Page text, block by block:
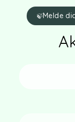
🍃Melde